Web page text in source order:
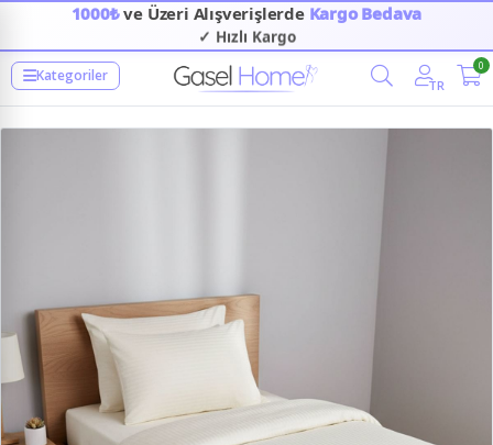
1000₺ve Üzeri Alışverişlerde Kargo Bedava
✓ Hızlı Kargo
✓ Güvenilir Alışveriş
Kategoriler
TR
0